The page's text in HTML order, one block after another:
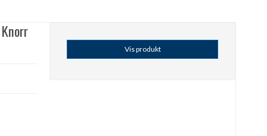
Vis produkt